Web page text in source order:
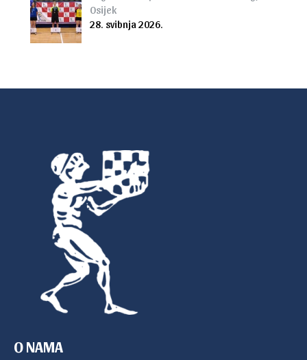
Osijek
28. svibnja 2026.
O NAMA